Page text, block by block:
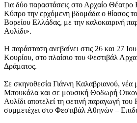
Για δύο παραστάσεις στο Αρχαίο Θέατρο
Κύπρο την ερχόμενη βδομάδα ο θίασος
Βορείου Ελλάδας, με την καλοκαιρινή
Αυλίδι».
Η παράσταση ανεβαίνει στις 26 και 27
Κουρίου, στο πλαίσιο του Φεστιβάλ
Δράματος.
Σε σκηνοθεσία Γιάννη Καλαβριανού,
Μπουκάλα και σε μουσική Θοδωρή
Αυλίδι αποτελεί τη φετινή παραγωγή
συμμετέχει στο Φεστιβάλ Αθηνών –